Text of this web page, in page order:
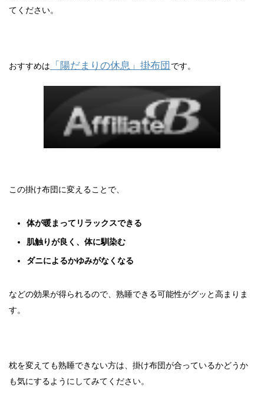
てください。
おすすめは 「陽だまりの休息」掛布団 です。
この掛け布団に変えることで、
体が暖まってリラックスできる
肌触りが良く、体に馴染む
ダニによるかゆみがなくなる
などの効果が得られるので、熟睡できる可能性がグッと高まりま
す。
枕を変えても熟睡できない方は、掛け布団が合っているかどうか
も気にするようにしてみてください。